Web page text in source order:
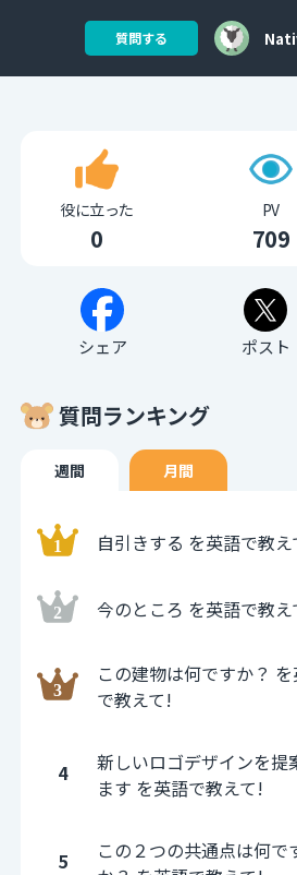
質問する
役に立った
0
PV
709
シェア ポスト
質問ランキング
週間 月間
自引きする を英語で教
今のところ を英語で教え
この建物は何ですか？
で教えて!
4
新しいロゴデザインを提
ます を英語で教えて!
5
この２つの共通点は何で